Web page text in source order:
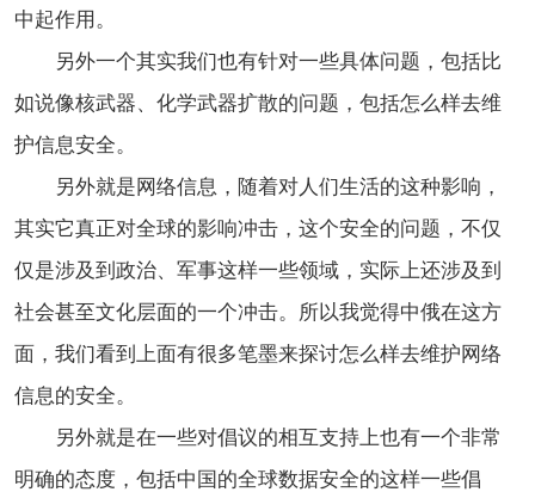
中起作用。
另外一个其实我们也有针对一些具体问题，包括比
如说像核武器、化学武器扩散的问题，包括怎么样去维
护信息安全。
另外就是网络信息，随着对人们生活的这种影响，
其实它真正对全球的影响冲击，这个安全的问题，不仅
仅是涉及到政治、军事这样一些领域，实际上还涉及到
社会甚至文化层面的一个冲击。所以我觉得中俄在这方
面，我们看到上面有很多笔墨来探讨怎么样去维护网络
信息的安全。
另外就是在一些对倡议的相互支持上也有一个非常
明确的态度，包括中国的全球数据安全的这样一些倡